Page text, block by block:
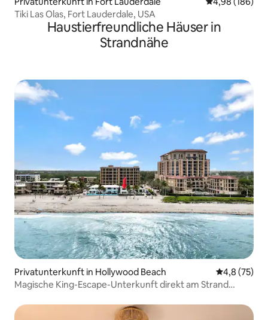
Tiki Las Olas, Fort Lauderdale, USA
Haustierfreundliche Häuser in
Strandnähe
Privatunterkunft in Hollywood Beach
4,8 (75)
Magische King-Escape-Unterkunft direkt am Strand